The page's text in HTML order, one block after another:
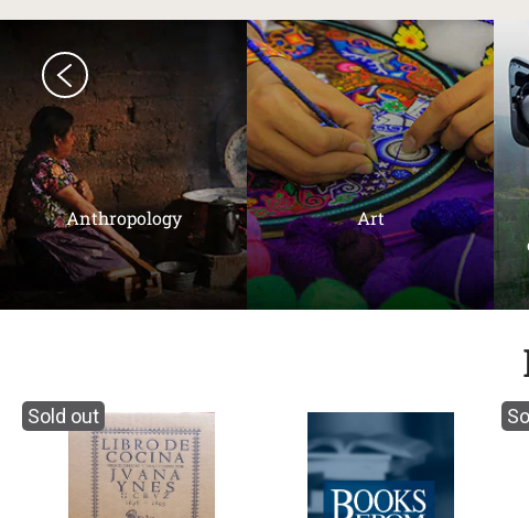
Anthropology Art
Sold out